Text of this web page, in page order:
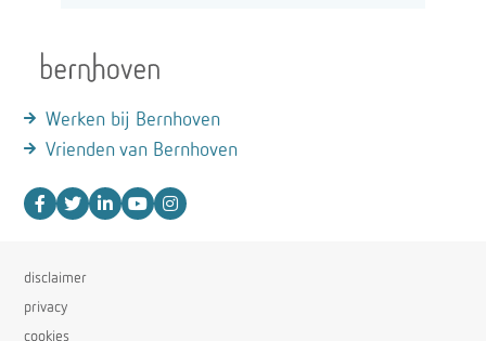
Werken bij Bernhoven
Vrienden van Bernhoven
disclaimer
privacy
cookies